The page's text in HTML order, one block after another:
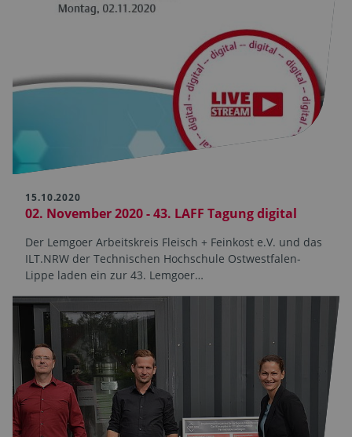
15.10.2020
02. November 2020 - 43. LAFF Tagung digital
Der Lemgoer Arbeitskreis Fleisch + Feinkost e.V. und das
ILT.NRW der Technischen Hochschule Ostwestfalen-
Lippe laden ein zur 43. Lemgoer…